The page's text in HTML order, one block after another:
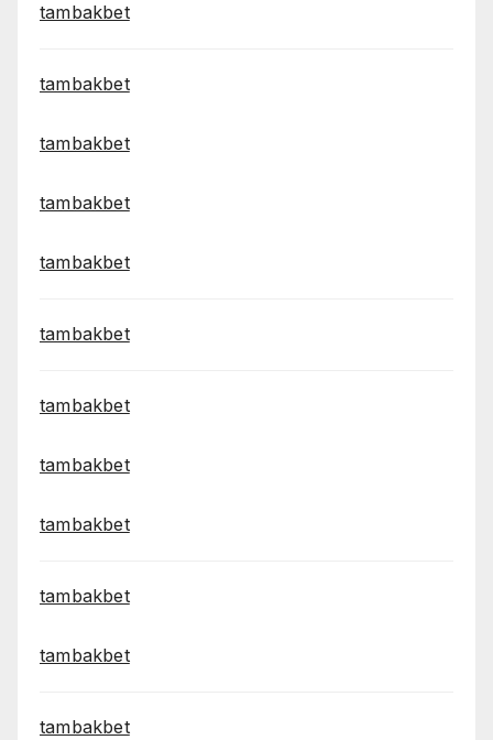
tambakbet
tambakbet
tambakbet
tambakbet
tambakbet
tambakbet
tambakbet
tambakbet
tambakbet
tambakbet
tambakbet
tambakbet